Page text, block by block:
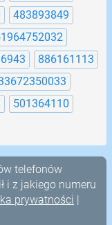
483893849
886161113
501364110
telefonów
i z jakiego numeru
prywatności |